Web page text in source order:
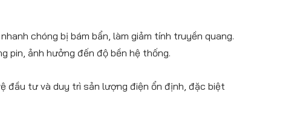
chóng bị bám bẩn, làm giảm tính truyền quang.
pin, ảnh hưởng đến độ bền hệ thống.
đầu tư và duy trì sản lượng điện ổn định, đặc biệt